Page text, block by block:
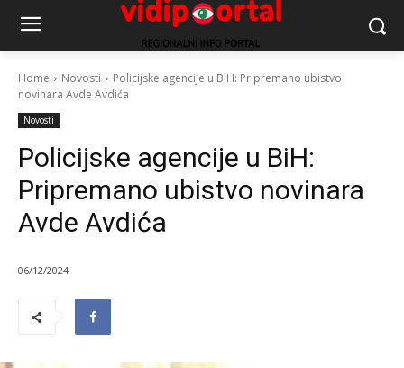
Home Novosti
Policijske agencije u BiH: Pripremano ubistvo
novinara Avde Avdića
Novosti
Policijske agencije u BiH:
Pripremano ubistvo novinara
Avde Avdića
06/12/2024